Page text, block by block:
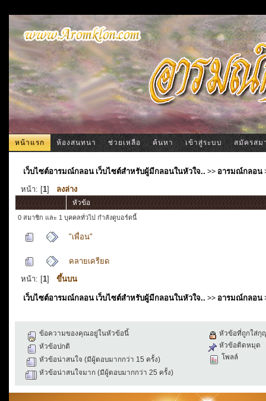
หน้าแรก ห้องสนทนา ช่วยเหลือ ค้นหา เข้าสู่ระบบ สมัครสม
เว็บไซต์อารมณ์กลอน เว็บไซต์สำหรับผู้มีกลอนในหัวใจ.. >> อารมณ์กลอน
หน้า: [1] ลงล่าง
หัวข้อ
0 สมาชิก และ 1 บุคคลทั่วไป กำลังดูบอร์ดนี้
"เพื่อน"
คลายเครียด
หน้า: [1] ขึ้นบน
เว็บไซต์อารมณ์กลอน เว็บไซต์สำหรับผู้มีกลอนในหัวใจ.. >> อารมณ์กลอน
ข้อความของคุณอยู่ในหัวข้อนี้
หัวข้อปกติ
หัวข้อน่าสนใจ (มีผู้ตอบมากกว่า 15 ครั้ง)
หัวข้อน่าสนใจมาก (มีผู้ตอบมากกว่า 25 ครั้ง)
หัวข้อที่ถูกใส่กุ
หัวข้อติดหมุด
โพลล์